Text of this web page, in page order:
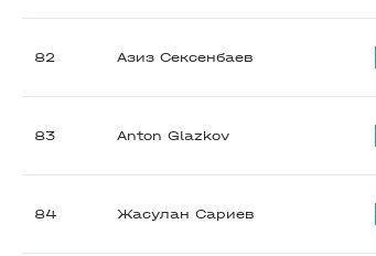
82 Азиз Сексенбаев
83 Anton Glazkov
84 Жасулан Сариев